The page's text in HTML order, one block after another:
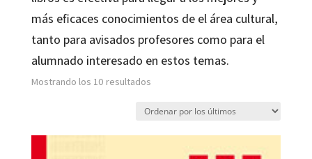
más eficaces conocimientos de el área cultural,
tanto para avisados profesores como para el
alumnado interesado en estos temas.
Mostrando los 10 resultadosOrdenado